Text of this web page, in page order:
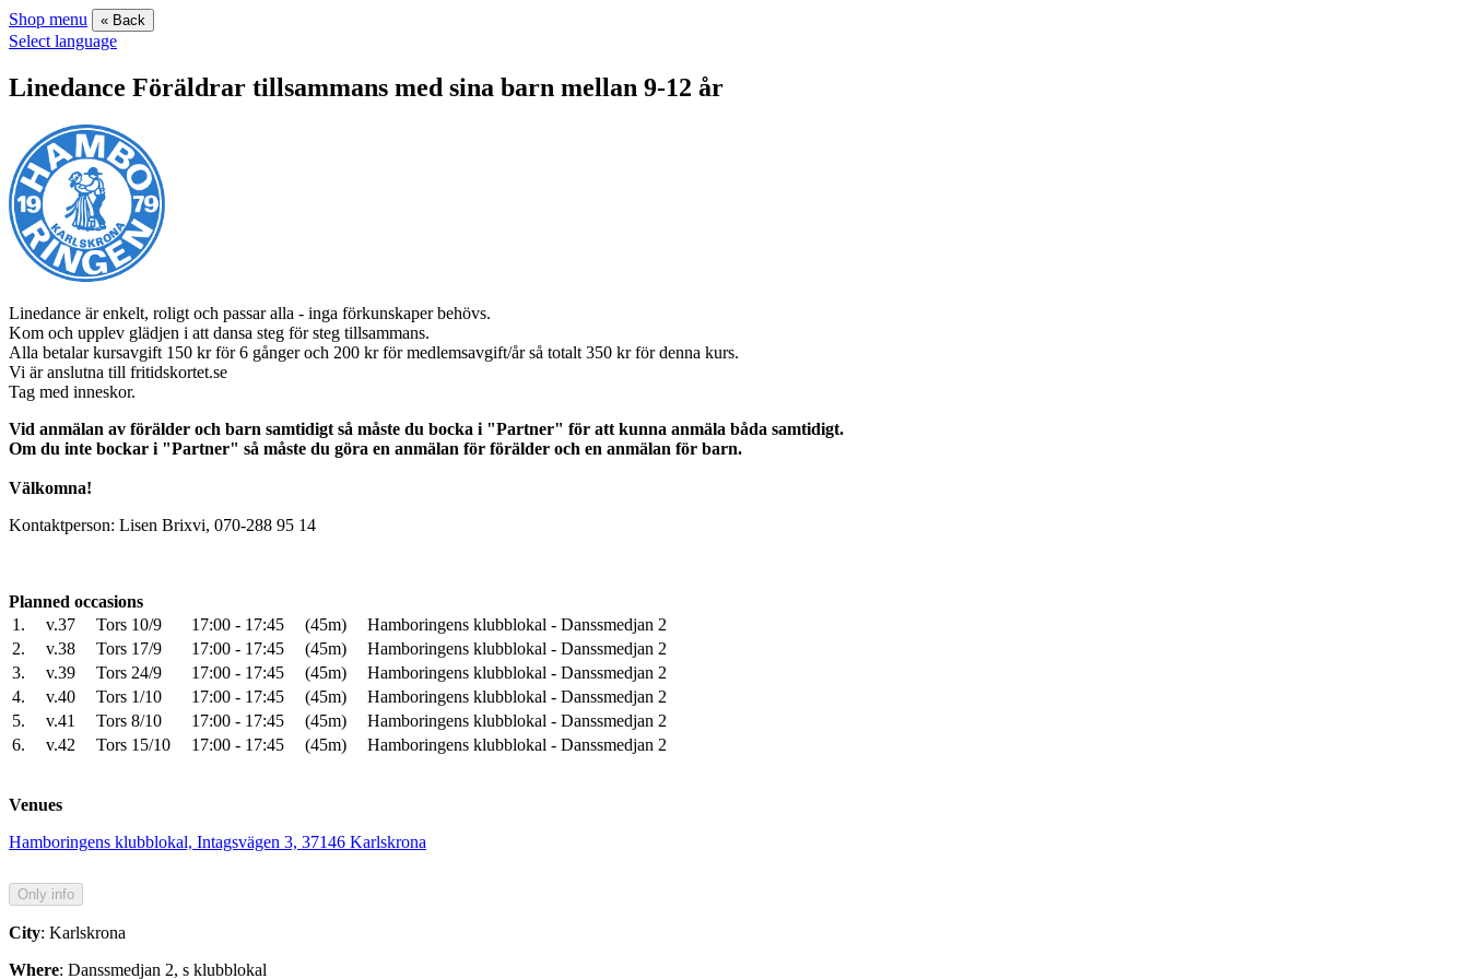
Shop menu « Back
Select language
Linedance Föräldrar tillsammans med sina barn mellan 9-12 år
Linedance är enkelt, roligt och passar alla - inga förkunskaper behövs.
Kom och upplev glädjen i att dansa steg för steg tillsammans.
Alla betalar kursavgift 150 kr för 6 gånger och 200 kr för medlemsavgift/år så totalt 350 kr för denna kurs.
Vi är anslutna till fritidskortet.se
Tag med inneskor.
Vid anmälan av förälder och barn samtidigt så måste du bocka i "Partner" för att kunna anmäla båda samtidigt.
Om du inte bockar i "Partner" så måste du göra en anmälan för förälder och en anmälan för barn.
Välkomna!
Kontaktperson: Lisen Brixvi, 070-288 95 14
Planned occasions
1.
v.37 Tors 10/9 17:00 - 17:45 (45m)
Hamboringens klubblokal - Danssmedjan 2
2.
v.38 Tors 17/9 17:00 - 17:45 (45m)
Hamboringens klubblokal - Danssmedjan 2
3.
v.39 Tors 24/9 17:00 - 17:45 (45m)
Hamboringens klubblokal - Danssmedjan 2
4.
v.40 Tors 1/10 17:00 - 17:45 (45m)
Hamboringens klubblokal - Danssmedjan 2
5.
v.41 Tors 8/10 17:00 - 17:45 (45m)
Hamboringens klubblokal - Danssmedjan 2
6.
v.42 Tors 15/10 17:00 - 17:45 (45m) Hamboringens klubblokal - Danssmedjan 2
Venues
Hamboringens klubblokal, Intagsvägen 3, 37146 Karlskrona
City: Karlskrona
Where: Danssmedjan 2, s klubblokal